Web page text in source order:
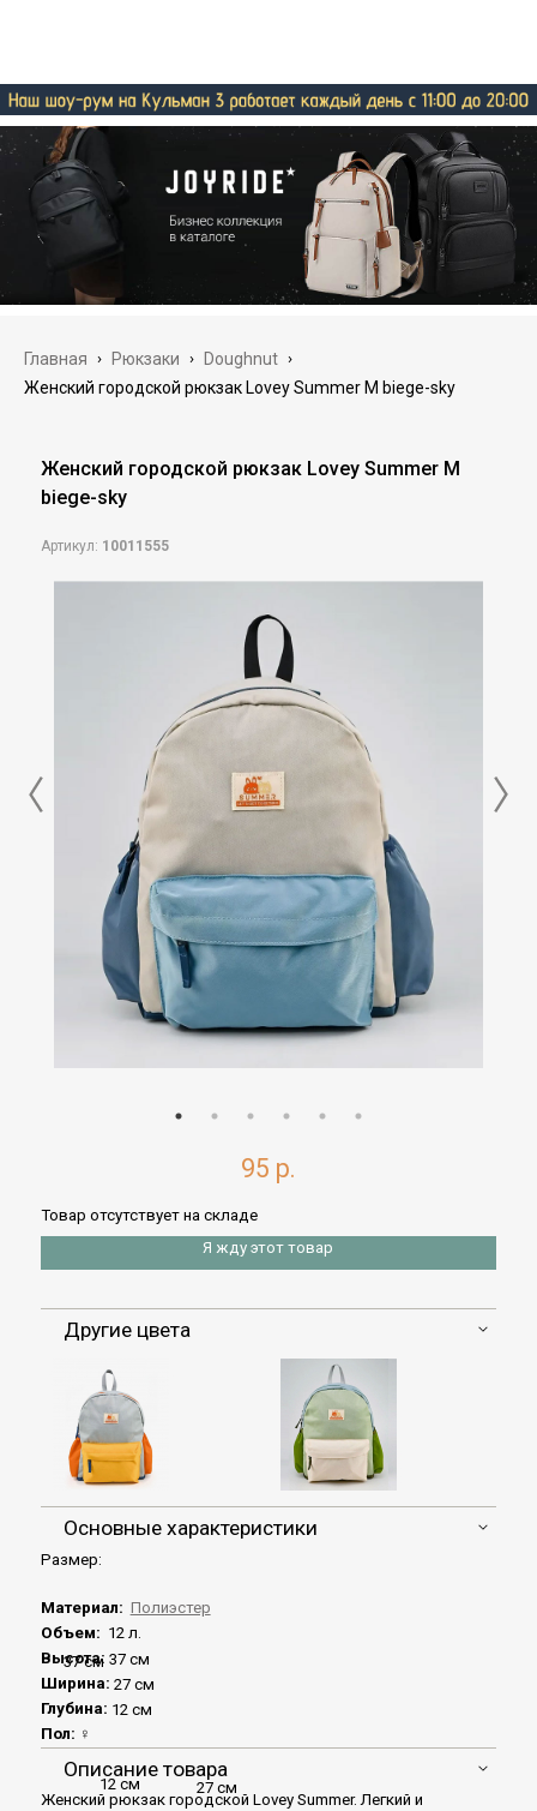
Главная › Рюкзаки › Doughnut ›
Женский городской рюкзак Lovey Summer M biege-sky
Женский городской рюкзак Lovey Summer M
biege-sky
Артикул: 10011555
95 р.
Товар отсутствует на складе
Я жду этот товар
Другие цвета
Основные характеристики
37 см
12 см 27 см
Размер:
Материал: Полиэстер
Объем: 12 л.
Высота: 37 см
Ширина: 27 см
Глубина: 12 см
Пол: ♀
Описание товара
Женский рюкзак городской Lovey Summer. Легкий и